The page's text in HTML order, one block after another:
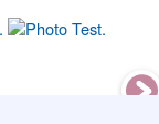
photo-7